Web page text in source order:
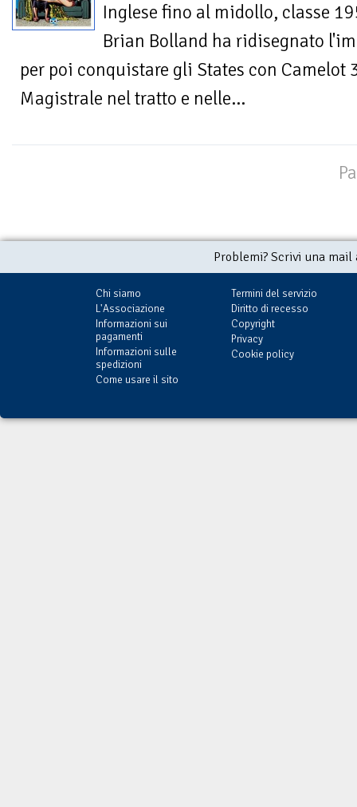
Inglese fino al midollo, classe
Brian Bolland ha ridisegnato
per poi conquistare gli States con Camelot
Magistrale nel tratto e nelle...
Problemi? Scrivi una
Chi siamo
L'Associazione
Informazioni sui
pagamenti
Informazioni sulle
spedizioni
Come usare il sito
Termini del servizio
Diritto di recesso
Copyright
Privacy
Cookie policy